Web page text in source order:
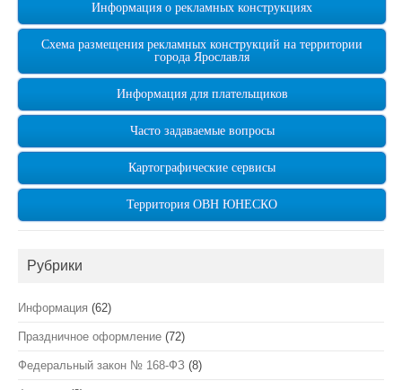
Информация о рекламных конструкциях
Схема размещения рекламных конструкций на территории
города Ярославля
Информация для плательщиков
Часто задаваемые вопросы
Картографические сервисы
Территория ОВН ЮНЕСКО
Рубрики
Информация (62)
Праздничное оформление (72)
Федеральный закон № 168-ФЗ (8)